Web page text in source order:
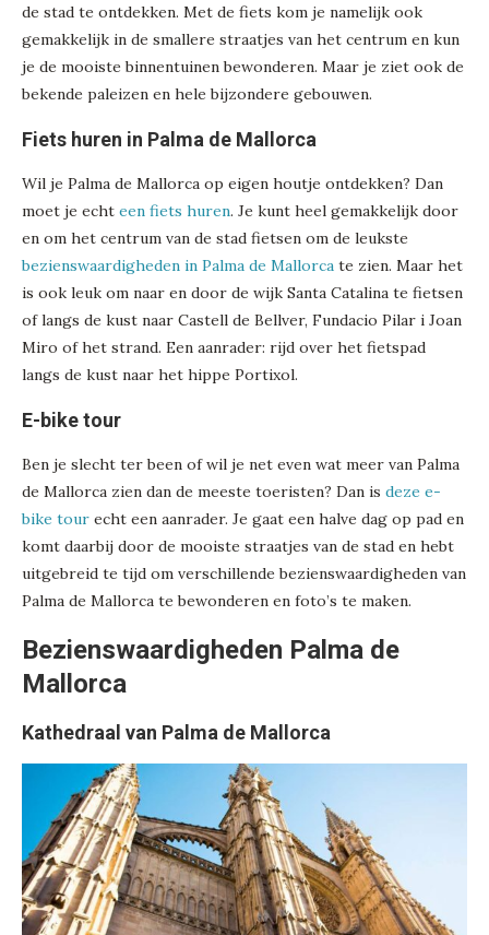
de stad te ontdekken. Met de fiets kom je namelijk ook
gemakkelijk in de smallere straatjes van het centrum en kun
je de mooiste binnentuinen bewonderen. Maar je ziet ook de
bekende paleizen en hele bijzondere gebouwen.
Fiets huren in Palma de Mallorca
Wil je Palma de Mallorca op eigen houtje ontdekken? Dan
moet je echt een fiets huren. Je kunt heel gemakkelijk door
en om het centrum van de stad fietsen om de leukste
bezienswaardigheden in Palma de Mallorca te zien. Maar het
is ook leuk om naar en door de wijk Santa Catalina te fietsen
of langs de kust naar Castell de Bellver, Fundacio Pilar i Joan
Miro of het strand. Een aanrader: rijd over het fietspad
langs de kust naar het hippe Portixol.
E-bike tour
Ben je slecht ter been of wil je net even wat meer van Palma
de Mallorca zien dan de meeste toeristen? Dan is deze e-
bike tour echt een aanrader. Je gaat een halve dag op pad en
komt daarbij door de mooiste straatjes van de stad en hebt
uitgebreid te tijd om verschillende bezienswaardigheden van
Palma de Mallorca te bewonderen en foto’s te maken.
Bezienswaardigheden Palma de
Mallorca
Kathedraal van Palma de Mallorca